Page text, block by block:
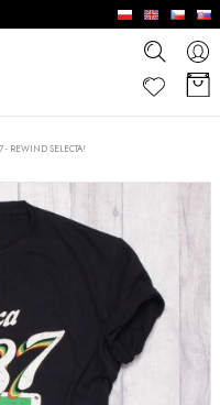
- REWIND SELECTA!